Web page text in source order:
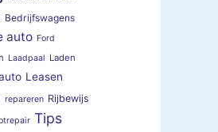
Bedrijfswagens
auto Ford
Laadpaal Laden
Leasen
repareren Rijbewijs
Tips